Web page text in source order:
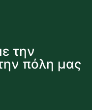
την
πόλη μας